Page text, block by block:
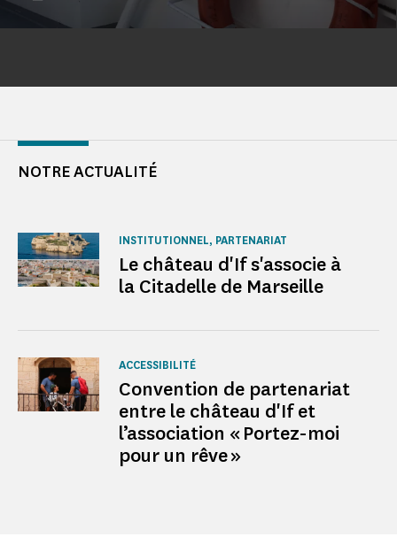
NOTRE ACTUALITÉ
Le château d'If s'associe à
la Citadelle de Marseille
INSTITUTIONNEL, PARTENARIAT
Convention de partenariat
entre le château d'If et
l’association « Portez-moi
pour un rêve »
ACCESSIBILITÉ